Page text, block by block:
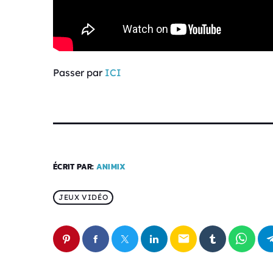
Passer par ICI
ÉCRIT PAR: ANIMIX
JEUX VIDÉO
email